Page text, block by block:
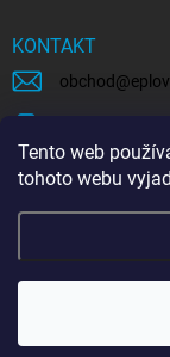
Tento web
tohoto webu
KONTAKT
obchod @
eplovna.cz